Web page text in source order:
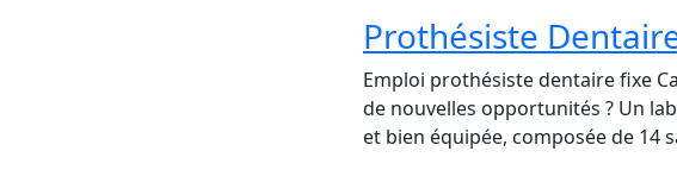
Prothésiste
Emploi prothésiste dentaire fixe
de nouvelles opportunités ? Un
et bien équipée, composée de 14